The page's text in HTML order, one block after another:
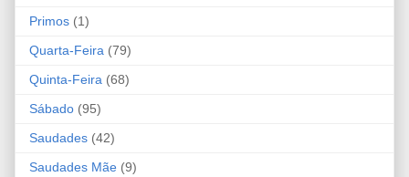
Primos (1)
Quarta-Feira (79)
Quinta-Feira (68)
Sábado (95)
Saudades (42)
Saudades Mãe (9)